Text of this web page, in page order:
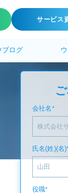
サービス
ブログ
会社名 *
氏名(姓)(名)
役職*